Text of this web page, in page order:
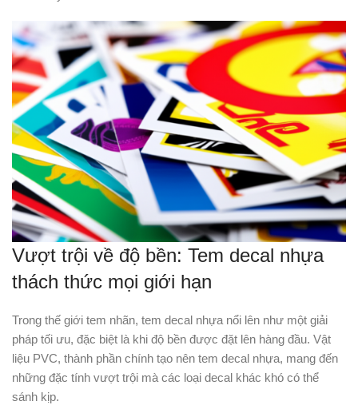
Vượt trội về độ bền: Tem decal nhựa
thách thức mọi giới hạn
Trong thế giới tem nhãn, tem decal nhựa nổi lên như một giải
pháp tối ưu, đặc biệt là khi độ bền được đặt lên hàng đầu. Vật
liệu PVC, thành phần chính tạo nên tem decal nhựa, mang đến
những đặc tính vượt trội mà các loại decal khác khó có thể
sánh kịp.